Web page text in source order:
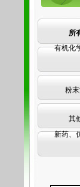
所
有机化
粉
其
新药、